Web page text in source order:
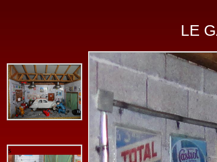
LE
s